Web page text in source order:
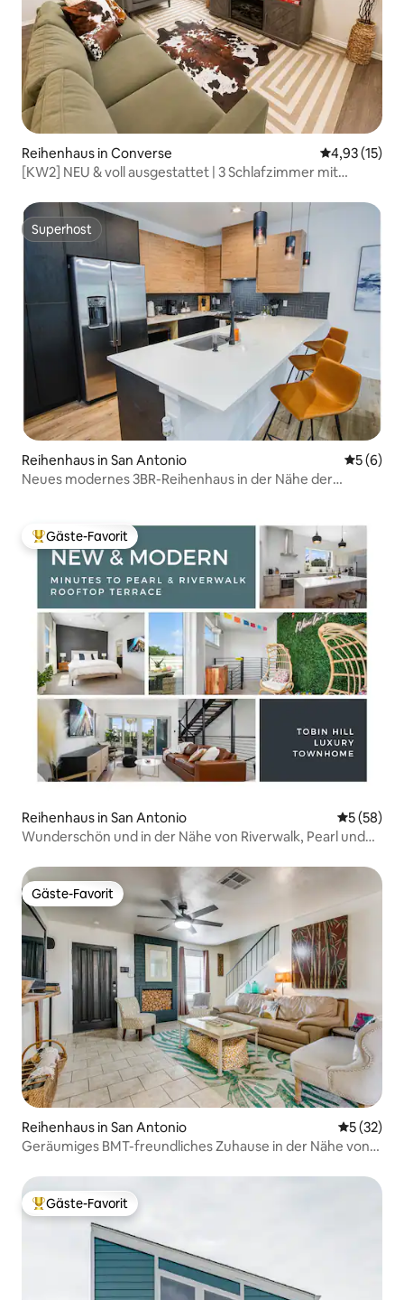
Reihenhaus in Converse
4,93 (15)
[KW2] NEU & voll ausgestattet | 3 Schlafzimmer mit
Superhost
Superhost
Reihenhaus in San Antonio
5 (6)
Neues modernes 3BR-Reihenhaus in der Nähe der
Beliebter Gäste-Favorit.
Gäste-Favorit
Reihenhaus in San Antonio
5 (58)
Wunderschön und in der Nähe von Riverwalk, Pearl und
Gäste-Favorit
Gäste-Favorit
Reihenhaus in San Antonio
5 (32)
Geräumiges BMT-freundliches Zuhause in der Nähe von
Beliebter Gäste-Favorit.
Gäste-Favorit